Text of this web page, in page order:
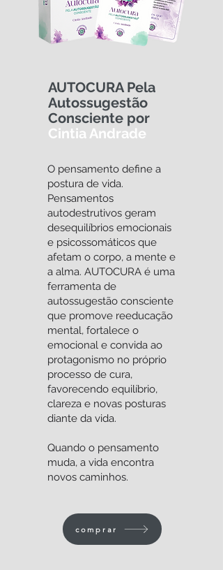
AUTOCURA Pela
Autossugestão
Consciente por
Cintia Andrade
O pensamento define a
postura de vida.
Pensamentos
autodestrutivos geram
desequilíbrios emocionais
e psicossomáticos que
afetam o corpo, a mente e
a alma. AUTOCURA é uma
ferramenta de
autossugestão consciente
que promove reeducação
mental, fortalece o
emocional e convida ao
protagonismo no próprio
processo de cura,
favorecendo equilíbrio,
clareza e novas posturas
diante da vida.
Quando o pensamento
muda, a vida encontra
novos caminhos.
comprar